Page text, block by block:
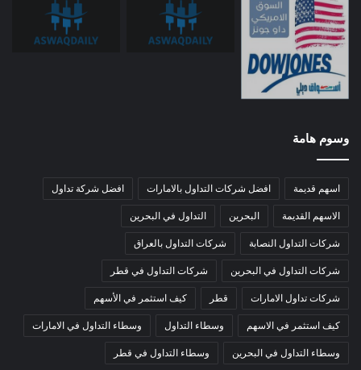
وسوم هامة
اسهم قديمة افضل شركات التداول بالامارات افضل شركة تداول
الاسهم القديمة البحرين التداول في البحرين
شركات التداول النصابة شركات التداول بالعراق
شركات التداول في البحرين شركات التداول في قطر
شركات تداول الامارات قطر كيف استثمر في الأسهم
كيف استثمر في الاسهم وسطاء التداول وسطاء التداول في الامارات
وسطاء التداول في البحرين وسطاء التداول في قطر